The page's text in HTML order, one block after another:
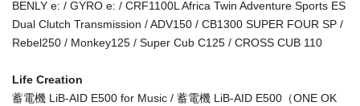
BENLY e: / GYRO e: / CRF1100L Africa Twin Adventure Sports ES
Dual Clutch Transmission / ADV150 / CB1300 SUPER FOUR SP /
Rebel250 / Monkey125 / Super Cub C125 / CROSS CUB 110
Life Creation
蓄電機 LiB-AID E500 for Music / 蓄電機 LiB-AID E500（ONE OK